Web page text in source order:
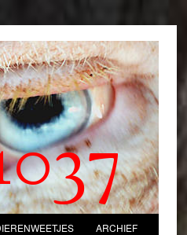
ARCHIEF